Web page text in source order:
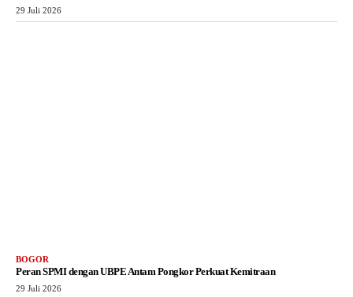
29 Juli 2026
BOGOR
Peran SPMI dengan UBPE Antam Pongkor Perkuat Kemitraan
29 Juli 2026